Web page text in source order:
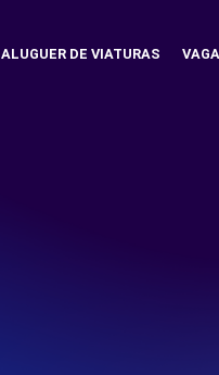
ALUGUER DE VIATURAS